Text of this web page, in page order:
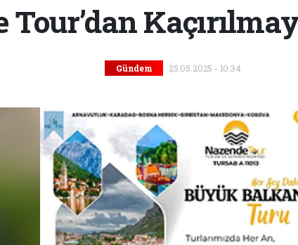
Tour’dan
Gündem 25.05.2025 - 10:34